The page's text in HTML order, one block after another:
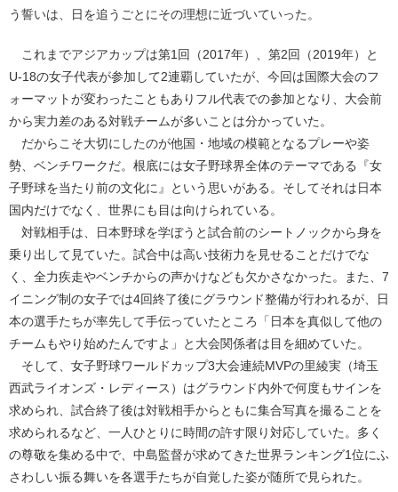
う誓いは、日を追うごとにその理想に近づいていった。
これまでアジアカップは第1回（2017年）、第2回（2019年）と
U-18の女子代表が参加して2連覇していたが、今回は国際大会のフ
ォーマットが変わったこともありフル代表での参加となり、大会前
から実力差のある対戦チームが多いことは分かっていた。
だからこそ大切にしたのが他国・地域の模範となるプレーや姿
勢、ベンチワークだ。根底には女子野球界全体のテーマである『女
子野球を当たり前の文化に』という思いがある。そしてそれは日本
国内だけでなく、世界にも目は向けられている。
対戦相手は、日本野球を学ぼうと試合前のシートノックから身を
乗り出して見ていた。試合中は高い技術力を見せることだけでな
く、全力疾走やベンチからの声かけなども欠かさなかった。また、7
イニング制の女子では4回終了後にグラウンド整備が行われるが、日
本の選手たちが率先して手伝っていたところ「日本を真似して他の
チームもやり始めたんですよ」と大会関係者は目を細めていた。
そして、女子野球ワールドカップ3大会連続MVPの里綾実（埼玉
西武ライオンズ・レディース）はグラウンド内外で何度もサインを
求められ、試合終了後は対戦相手からともに集合写真を撮ることを
求められるなど、一人ひとりに時間の許す限り対応していた。多く
の尊敬を集める中で、中島監督が求めてきた世界ランキング1位にふ
さわしい振る舞いを各選手たちが自覚した姿が随所で見られた。